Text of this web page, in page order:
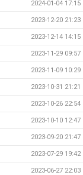
2024-01-04 17:15
2023-12-20 21:23
2023-12-14 14:15
2023-11-29 09:57
2023-11-09 10:29
2023-10-31 21:21
2023-10-26 22:54
2023-10-10 12:47
2023-09-20 21:47
2023-07-29 19:42
2023-06-27 22:03